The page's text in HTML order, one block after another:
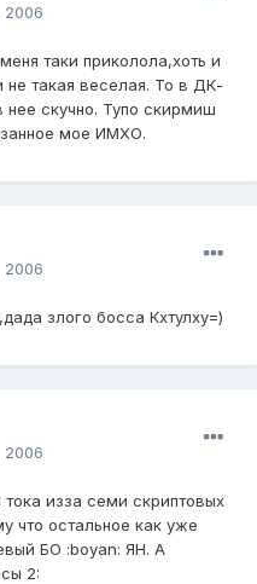
2006
таки приколола,хоть и
такая веселая. То в ДК-
нее скучно. Тупо скирмиш
мое ИМХО.
2006
злого босса Кхтулху=)
2006
изза семи скриптовых
что остальное как уже
БО :boyan: ЯН. А
2: